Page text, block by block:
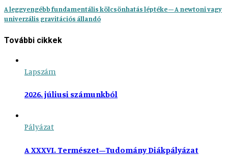
A leggyengébb fundamentális kölcsönhatás léptéke – A newtoni vagy
univerzális gravitációs állandó
További cikkek
Lapszám
2026. júliusi számunkból
Pályázat
A XXXVI. Természet–Tudomány Diákpályázat